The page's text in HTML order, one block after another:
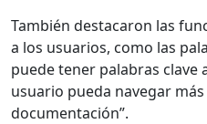
También destacaron las
a los usuarios, como las
puede tener palabras clave
usuario pueda navegar
documentación”.